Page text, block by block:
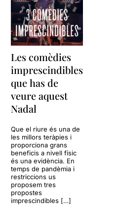
Les comèdies
imprescindibles
que has de
veure aquest
Nadal
Que el riure és una de
les millors teràpies i
proporciona grans
beneficis a nivell físic
és una evidència. En
temps de pandèmia i
restriccions us
proposem tres
propostes
imprescindibles […]